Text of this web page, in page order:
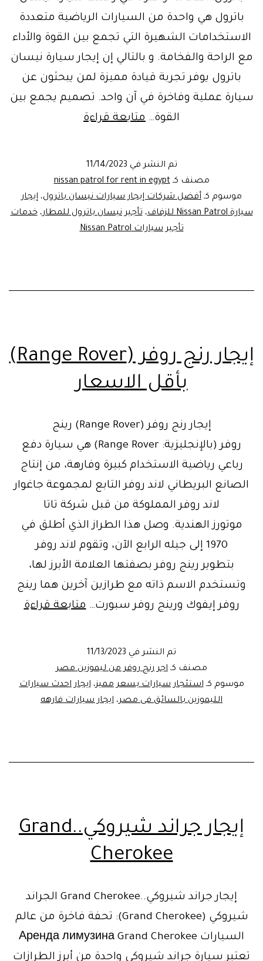
باترول هي واحدة من السيارات الرياضية متعددة
الاستخدامات الشهيرة التي تجمع بين القوة والأداء
مع الراحة والفخامة. و بالتالي إن إيجار سيارة نيسان
باترول يوفر تجربة قيادة مميزة لمن يبحثون عن
سيارة عملية وفاخرة في آن واحد. تصميم يجمع بين
القوة… متابعة قراءة
باترول
SUV
تم النشر في 11/14/2023
مصنف كـnissan patrol for rent in egypt
موسوم كـ أفضل شركات إيجار سيارات نيسان باترول، إيجار
سيارة Nissan Patrol للزفاف
،تأجير نيسان باترول للمطار،خدمات
تأجير سيارات Nissan Patrol
إيجار رنج روفر (Range Rover)
بأقل الاسعار
إيجار رنج روفر (Range Rover) رينج
روفر (بالإنجليزية: Range Rover)‏ هي سيارة دفع
رباعي رياضية الاستخدام كبيرة وفارهة، من إنتاج
الصانع البريطاني لاند روفر التابع لمجموعة جاغوار
لاند روفر المملوكة من قبل شركة تاتا
موتورز الهندية. وصل هذا الطراز الذي أطلق في
1970 إلى جيله الرابع الآن، وتقوم لاند روفر
بتطوير رينج روفر بصفتها العلامة الأبرز لها،
وتستخدم الاسم ذاته مع طرازين آخرين هما رينج
روفر إيفوك ورينج روفر سبورت…متابعة قراءة
تم النشر في 11/13/2023
مصنف كـ اجر رنج روفر من ليموزين مصر
موسوم كـاستئجار سيارات بسعر مميز،ايجار احدث سيارات
الليموزين بالسائق فى مصر، ايجار سيارات فارهه
إيجار جراند شيروكي..Grand
Cherokee
إيجار جراند شيروكي..Grand Cherokee الجراند
شيروكي (Grand Cherokee): تحفة فاخرة من عالم
السيارات Аренда лимузина Grand Cherokee
تعتبر سيارة جراند شيروكي واحدة من أبرز الطرازات